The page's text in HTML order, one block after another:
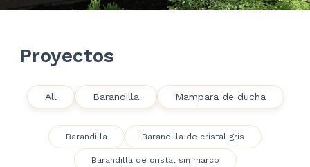
Proyectos
All Barandilla Mampara de ducha
Barandilla Barandilla de cristal gris
Barandilla de cristal sin marco